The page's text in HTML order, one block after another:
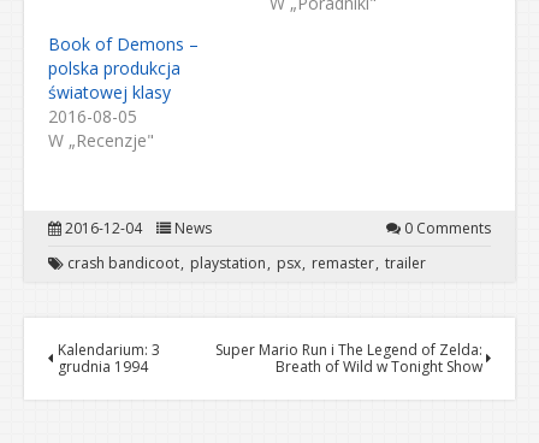
Book of Demons –
polska produkcja
światowej klasy
2016-08-05
W „Recenzje"
2016-12-04 News
0 Comments
crash bandicoot playstation psx remaster trailer
Kalendarium: 3
grudnia 1994
Super Mario Run i The Legend of Zelda:
Breath of Wild w Tonight Show